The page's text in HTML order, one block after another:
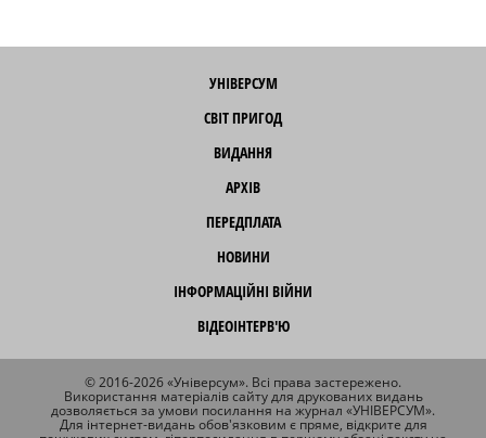
УНІВЕРСУМ
СВІТ ПРИГОД
ВИДАННЯ
АРХІВ
ПЕРЕДПЛАТА
НОВИНИ
ІНФОРМАЦІЙНІ ВІЙНИ
ВІДЕОІНТЕРВ'Ю
© 2016-2026 «Універсум». Всі права застережено.
Використання матеріалів сайту для друкованих видань
дозволяється за умови посилання на журнал «УНІВЕРСУМ».
Для інтернет-видань обов'язковим є пряме, відкрите для